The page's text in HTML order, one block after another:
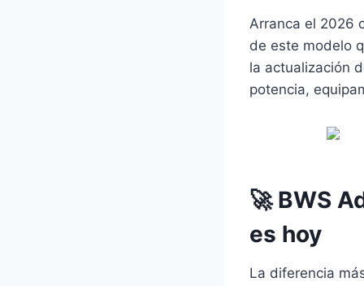
Arranca el 2026
de este modelo
la actualización
potencia,
🚀 BWS
es hoy
La diferencia